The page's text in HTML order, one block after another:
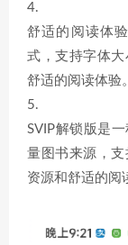
4.
舒适的阅读体
式，支持字体
舒适的阅读体验。
5.
SVIP解锁版是
量图书来源，
资源和舒适的阅